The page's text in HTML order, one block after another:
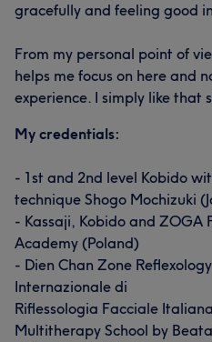
gracefully and feeling good
From my personal point of
helps me focus on here and
experience. I simply like that
My credentials:
- 1st and 2nd level Kobido
technique Shogo Mochizuki
- Kassaji, Kobido and ZOGA
Academy (Poland)
- Dien Chan Zone
Internazionale di
Riflessologia Facciale
Multitherapy School by